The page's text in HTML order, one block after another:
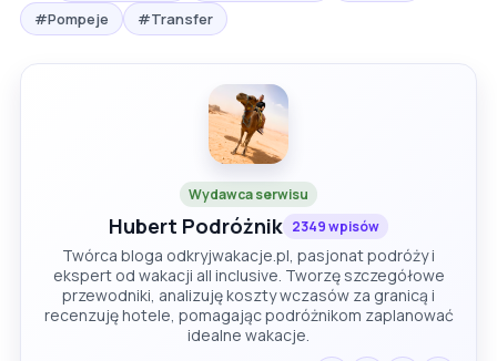
#Pompeje
#Transfer
Wydawca serwisu
Hubert Podróżnik 2349 wpisów
Twórca bloga odkryjwakacje.pl, pasjonat podróży i
ekspert od wakacji all inclusive. Tworzę szczegółowe
przewodniki, analizuję koszty wczasów za granicą i
recenzuję hotele, pomagając podróżnikom zaplanować
idealne wakacje.